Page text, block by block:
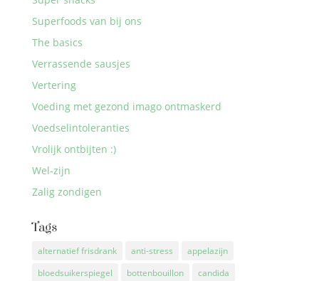
Superfoods van bij ons
The basics
Verrassende sausjes
Vertering
Voeding met gezond imago ontmaskerd
Voedselintoleranties
Vrolijk ontbijten :)
Wel-zijn
Zalig zondigen
Tags
alternatief frisdrank anti-stress
appelazijn
bloedsuikerspiegel
bottenbouillon
candida